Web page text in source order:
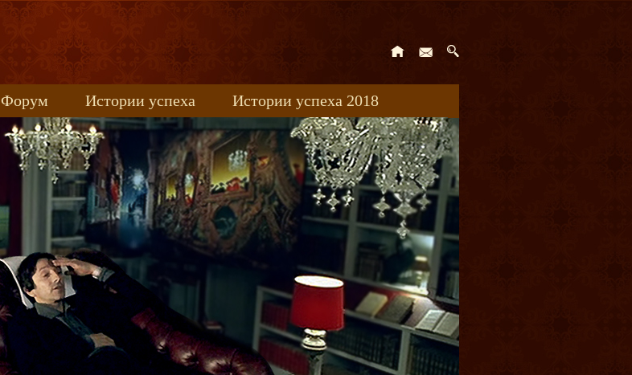
Форум Истории успеха
Истории успеха 2018
Книжные новинки
uspeh_2017